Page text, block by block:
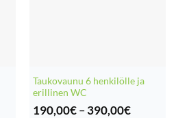
Taukovaunu 6 henkilölle ja
erillinen WC
190,00€ – 390,00€